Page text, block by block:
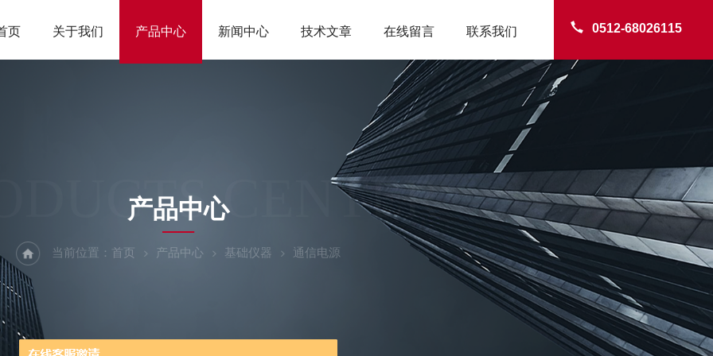
0512-68026115
页 关于我们 产品中心 新闻中心 技术文章 在线留言 联系我们
CENTER
产品中心
当前位置： 首页 产品中心 基础仪器 通信电源